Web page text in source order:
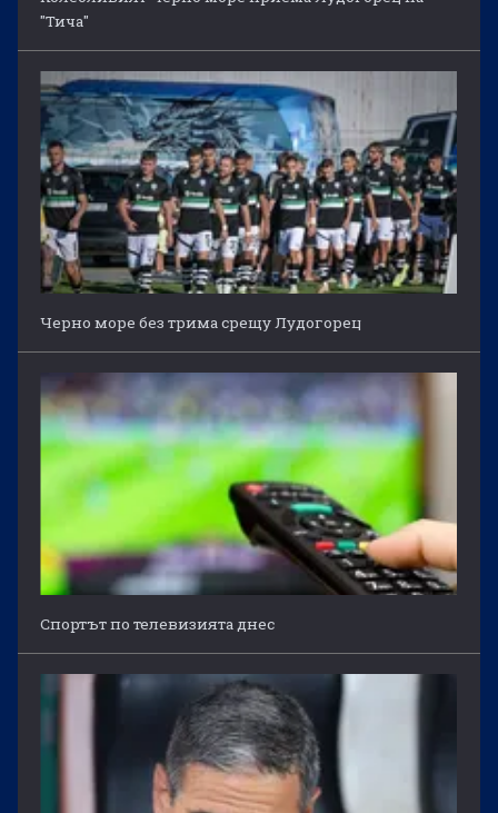
"Тича"
Черно море без трима срещу Лудогорец
Спортът по телевизията днес